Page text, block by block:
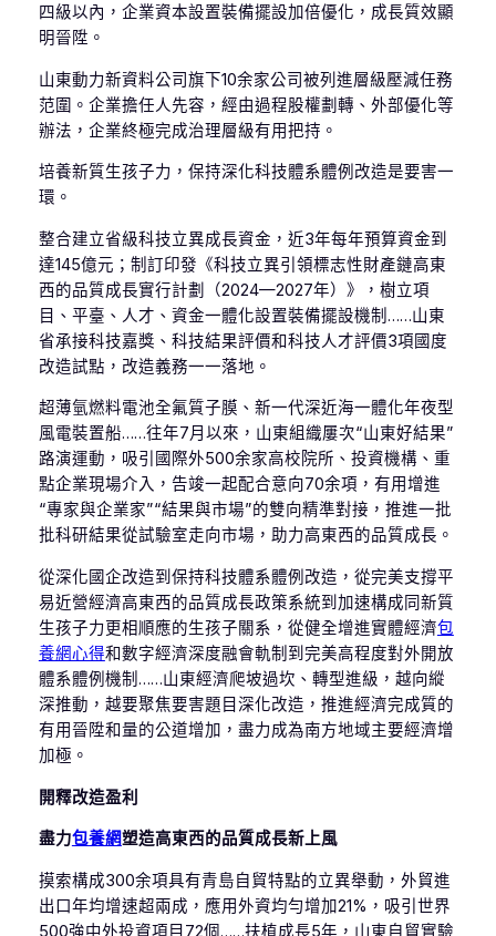
四級以內，企業資本設置裝備擺設加倍優化，成長質效顯
明晉陞。
山東動力新資料公司旗下10余家公司被列進層級壓減任務
范圍。企業擔任人先容，經由過程股權劃轉、外部優化等
辦法，企業終極完成治理層級有用把持。
培養新質生孩子力，保持深化科技體系體例改造是要害一
環。
整合建立省級科技立異成長資金，近3年每年預算資金到
達145億元；制訂印發《科技立異引領標志性財產鏈高東
西的品質成長實行計劃（2024—2027年）》，樹立項
目、平臺、人才、資金一體化設置裝備擺設機制……山東
省承接科技嘉獎、科技結果評價和科技人才評價3項國度
改造試點，改造義務一一落地。
超薄氫燃料電池全氟質子膜、新一代深近海一體化年夜型
風電裝置船……往年7月以來，山東組織屢次“山東好結果”
路演運動，吸引國際外500余家高校院所、投資機構、重
點企業現場介入，告竣一起配合意向70余項，有用增進
“專家與企業家”“結果與市場”的雙向精準對接，推進一批
批科研結果從試驗室走向市場，助力高東西的品質成長。
從深化國企改造到保持科技體系體例改造，從完美支撐平
易近營經濟高東西的品質成長政策系統到加速構成同新質
生孩子力更相順應的生孩子關系，從健全增進實體經濟包
養網心得和數字經濟深度融會軌制到完美高程度對外開放
體系體例機制……山東經濟爬坡過坎、轉型進級，越向縱
深推動，越要聚焦要害題目深化改造，推進經濟完成質的
有用晉陞和量的公道增加，盡力成為南方地域主要經濟增
加極。
開釋改造盈利
盡力包養網塑造高東西的品質成長新上風
摸索構成300余項具有青島自貿特點的立異舉動，外貿進
出口年均增速超兩成，應用外資均勻增加21%，吸引世界
500強中外投資項目72個……扶植成長5年，山東自貿實驗